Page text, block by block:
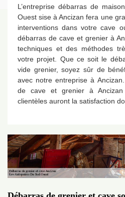
L’entreprise débarras de
Ouest sise à Ancizan fera une
interventions dans votre cave
débarras de cave et grenier à
techniques et des méthodes
votre projet. Que ce soit le
vide grenier, soyez sûr de
avec notre entreprise à
de cave et grenier à
clientèles auront la satisfaction